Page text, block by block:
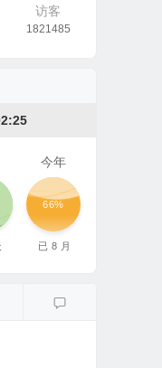
访客
1821485
今年
66%
已 8 月